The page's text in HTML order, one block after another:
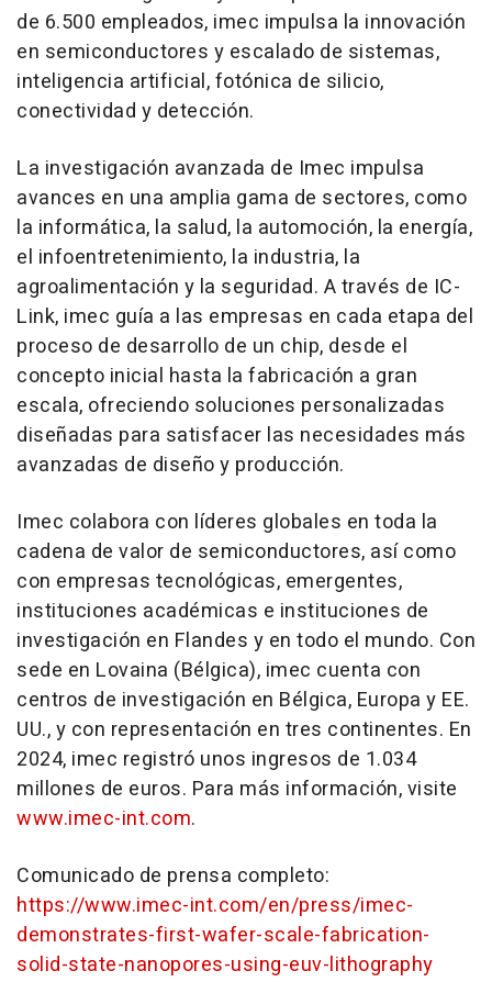
de 6.500 empleados, imec impulsa la innovación
en semiconductores y escalado de sistemas,
inteligencia artificial, fotónica de silicio,
conectividad y detección.
La investigación avanzada de Imec impulsa
avances en una amplia gama de sectores, como
la informática, la salud, la automoción, la energía,
el infoentretenimiento, la industria, la
agroalimentación y la seguridad. A través de IC-
Link, imec guía a las empresas en cada etapa del
proceso de desarrollo de un chip, desde el
concepto inicial hasta la fabricación a gran
escala, ofreciendo soluciones personalizadas
diseñadas para satisfacer las necesidades más
avanzadas de diseño y producción.
Imec colabora con líderes globales en toda la
cadena de valor de semiconductores, así como
con empresas tecnológicas, emergentes,
instituciones académicas e instituciones de
investigación en Flandes y en todo el mundo. Con
sede en Lovaina (Bélgica), imec cuenta con
centros de investigación en Bélgica, Europa y EE.
UU., y con representación en tres continentes. En
2024, imec registró unos ingresos de 1.034
millones de euros. Para más información, visite
www.imec-int.com.
Comunicado de prensa completo:
https://www.imec-int.com/en/press/imec-
demonstrates-first-wafer-scale-fabrication-
solid-state-nanopores-using-euv-lithography